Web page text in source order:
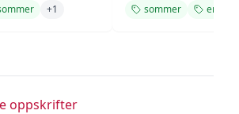
+1 sommer enkel
oppskrifter